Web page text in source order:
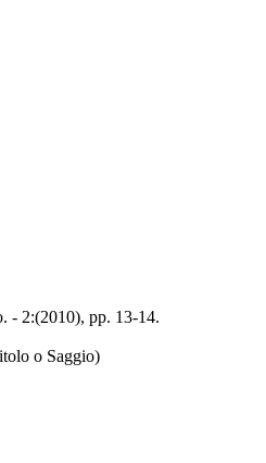
- 2:(2010), pp. 13-14.
o Saggio)